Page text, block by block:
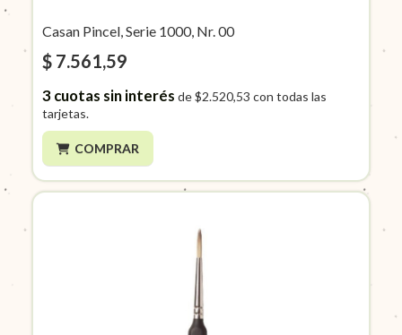
Casan Pincel, Serie 1000, Nr. 00
$ 7.561,59
3cuotas sin interés de$2.520,53 con todas las
tarjetas.
COMPRAR